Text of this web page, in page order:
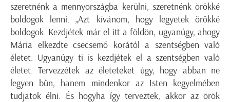
szeretnénk a mennyországba kerülni, szeretnénk örökké
boldogok lenni. „Azt kívánom, hogy legyetek örökké
boldogok. Kezdjétek már el itt a földön, ugyanúgy, ahogy
Mária elkezdte csecsemő korától a szentségben való
életet. Ugyanúgy ti is kezdjétek el a szentségben való
életet. Tervezzétek az életeteket úgy, hogy abban ne
legyen bűn, hanem mindenkor az Isten kegyelmében
tudjatok élni. És hogyha így terveztek, akkor az örök